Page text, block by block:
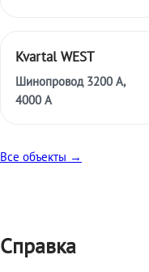
Kvartal WEST
Шинопровод 3200 А,
4000 А
Все объекты →
Справка